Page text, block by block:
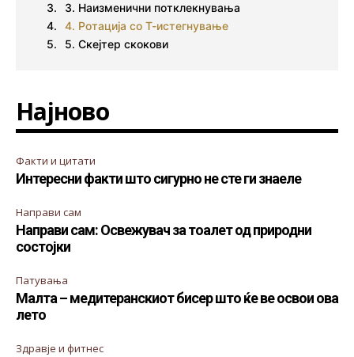
3. Наизменични потклекнувања
4. Ротација со Т-истегнување
5. Скејтер скокови
Најново
Факти и цитати
Интересни факти што сигурно не сте ги знаеле
Направи сам
Направи сам: Освежувач за тоалет од природни
состојки
Патувања
Малта – медитеранскиот бисер што ќе ве освои ова
лето
Здравје и фитнес